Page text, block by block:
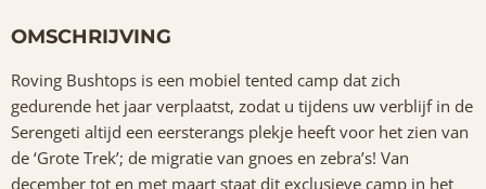
OMSCHRIJVING
Roving Bushtops is een mobiel tented camp dat zich
gedurende het jaar verplaatst, zodat u tijdens uw verblijf in de
Serengeti altijd een eersterangs plekje heeft voor het zien van
de ‘Grote Trek’; de migratie van gnoes en zebra’s! Van
december tot en met maart staat dit exclusieve camp in het